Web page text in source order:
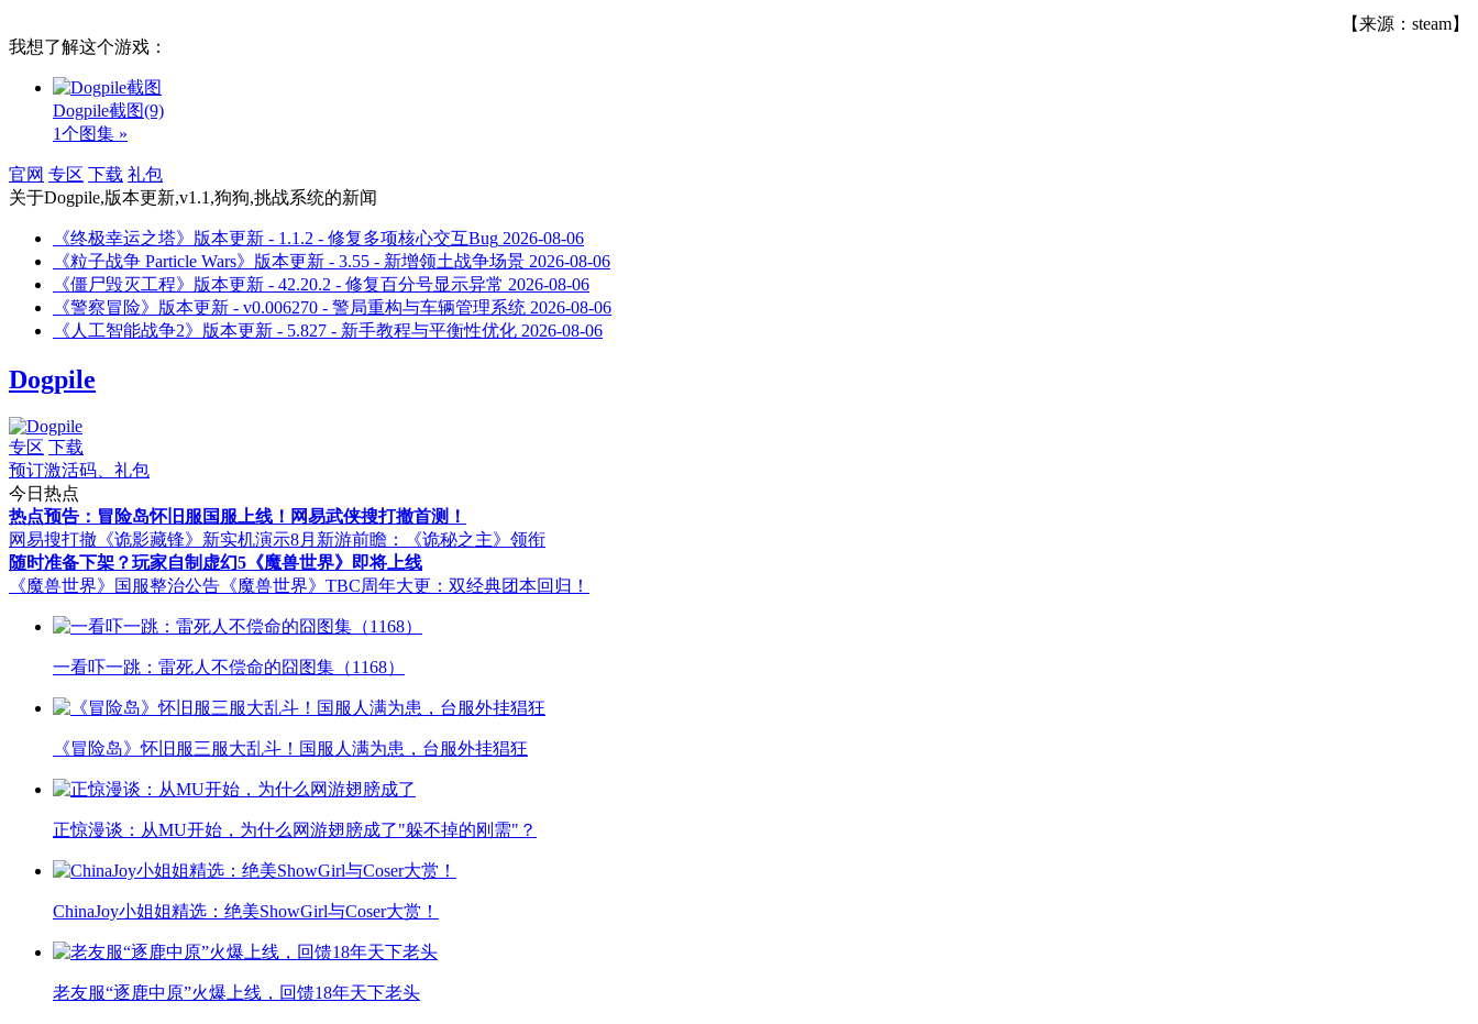
【来源：steam】
我想了解这个游戏：
Dogpile截图(9)
1个图集 »
官网 专区 下载 礼包
关于Dogpile,版本更新,v1.1,狗狗,挑战系统的新闻
《终极幸运之塔》版本更新 - 1.1.2 - 修复多项核心交互Bug 2026-08-06
《粒子战争 Particle Wars》版本更新 - 3.55 - 新增领土战争场景 2026-08-06
《僵尸毁灭工程》版本更新 - 42.20.2 - 修复百分号显示异常 2026-08-06
《警察冒险》版本更新 - v0.006270 - 警局重构与车辆管理系统 2026-08-06
《人工智能战争2》版本更新 - 5.827 - 新手教程与平衡性优化 2026-08-06
Dogpile
专区 下载
预订激活码、礼包
今日热点
热点预告：冒险岛怀旧服国服上线！网易武侠搜打撤首测！
网易搜打撤《诡影藏锋》新实机演示8月新游前瞻：《诡秘之主》领衔
随时准备下架？玩家自制虚幻5《魔兽世界》即将上线
《魔兽世界》国服整治公告 《魔兽世界》TBC周年大更：双经典团本回归！
一看吓一跳：雷死人不偿命的囧图集（1168）
《冒险岛》怀旧服三服大乱斗！国服人满为患，台服外挂猖狂
正惊漫谈：从MU开始，为什么网游翅膀成了"躲不掉的刚需"？
ChinaJoy小姐姐精选：绝美ShowGirl与Coser大赏！
老友服“逐鹿中原”火爆上线，回馈18年天下老头